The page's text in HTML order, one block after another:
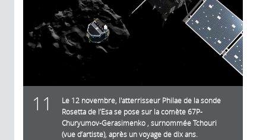
11
Le 12 novembre, l'atterrisseur Philae de la sonde
Rosetta de l’Esa se pose sur la comète 67P-
Churyumov-Gerasimenko , surnommée Tchouri
(vue d’artiste), après un voyage de dix ans.